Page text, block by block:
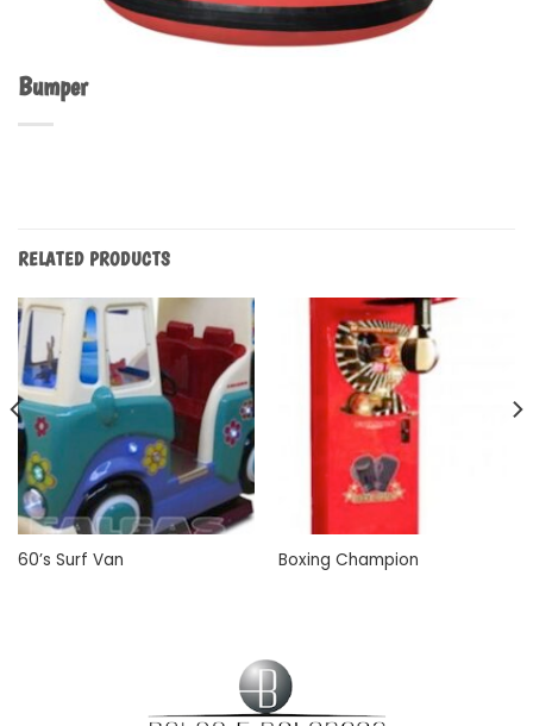
Bumper
RELATED PRODUCTS
60’s Surf Van Boxing Champion